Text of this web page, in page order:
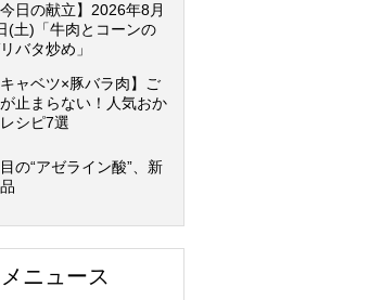
今日の献立】2026年8月
(土)「牛肉とコーンの
バタ炒め」
キャベツ×豚バラ肉】ご
止まらない！人気おか
シピ7選
の“アゼライン酸”、新
ニュース